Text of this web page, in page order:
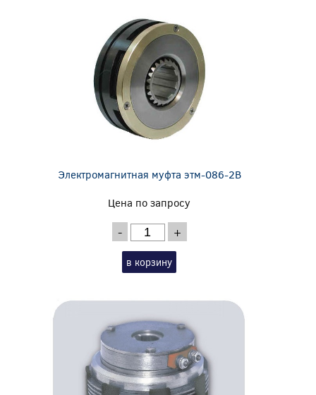
Электромагнитная муфта этм-086-2В
Цена по запросу
- +
в корзину